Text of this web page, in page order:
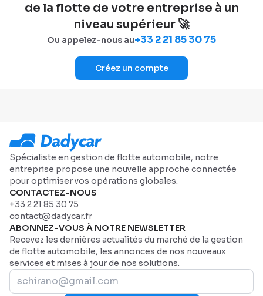
de la flotte de votre entreprise à un
niveau supérieur 🚀
Ou appelez-nous au+33 2 21 85 30 75
Créez un compte
Spécialiste en gestion de flotte automobile, notre
entreprise propose une nouvelle approche connectée
pour optimiser vos opérations globales.
CONTACTEZ-NOUS
+33 2 21 85 30 75
contact@dadycar.fr
ABONNEZ-VOUS À NOTRE NEWSLETTER
Recevez les dernières actualités du marché de la gestion
de flotte automobile, les annonces de nos nouveaux
services et mises à jour de nos solutions.